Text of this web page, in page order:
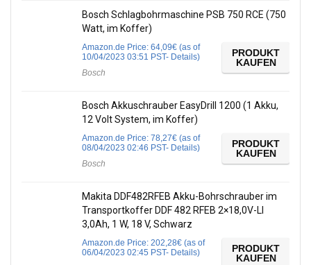
Bosch Schlagbohrmaschine PSB 750 RCE (750
Watt, im Koffer)
Amazon.de Price: 64,09€ (as of
10/04/2023 03:51 PST- Details)
Bosch
PRODUKT
KAUFEN
Bosch Akkuschrauber EasyDrill 1200 (1 Akku,
12 Volt System, im Koffer)
Amazon.de Price: 78,27€ (as of
08/04/2023 02:46 PST- Details)
Bosch
PRODUKT
KAUFEN
Makita DDF482RFEB Akku-Bohrschrauber im
Transportkoffer DDF 482 RFEB 2×18,0V-LI
3,0Ah, 1 W, 18 V, Schwarz
Amazon.de Price: 202,28€ (as of
06/04/2023 02:45 PST- Details)
PRODUKT
KAUFEN